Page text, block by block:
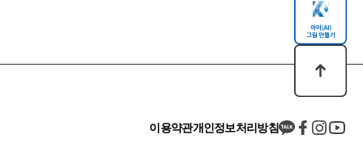
이용약관개인정보처리방침